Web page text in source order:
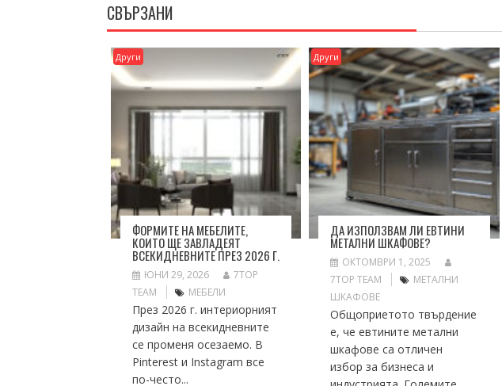
СВЪРЗАНИ
Други
ФОРМИТЕ НА МЕБЕЛИТЕ,
КОИТО ЩЕ ЗАВЛАДЕЯТ
ВСЕКИДНЕВНИТЕ ПРЕЗ 2026 Г.
ЮНИ 29, 2026
7TOP
TEAM
МЕБЕЛИ
През 2026 г. интериорният
дизайн на всекидневните
се променя осезаемо. В
Pinterest и Instagram все
по-често...
Други
ДА ИЗПОЛЗВАМ ЛИ ЕВТИНИ
МЕТАЛНИ ШКАФОВЕ?
ОКТОМВРИ 1, 2025
7TOP TEAM
МЕТАЛНИ
ШКАФОВЕ
Общоприетото твърдение
е, че евтините метални
шкафове са отличен
избор за бизнеса и